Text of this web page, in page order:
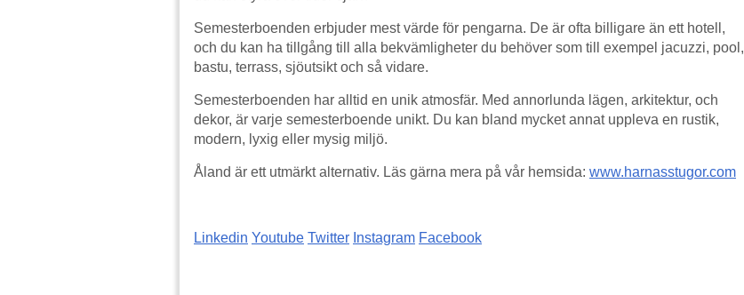
Semesterboenden erbjuder mest värde för pengarna. De är ofta billigare än ett hotell,
och du kan ha tillgång till alla bekvämligheter du behöver som till exempel jacuzzi, pool,
bastu, terrass, sjöutsikt och så vidare.
Semesterboenden har alltid en unik atmosfär. Med annorlunda lägen, arkitektur, och
dekor, är varje semesterboende unikt. Du kan bland mycket annat uppleva en rustik,
modern, lyxig eller mysig miljö.
Åland är ett utmärkt alternativ. Läs gärna mera på vår hemsida: www.harnasstugor.com
Linkedin Youtube Twitter Instagram Facebook